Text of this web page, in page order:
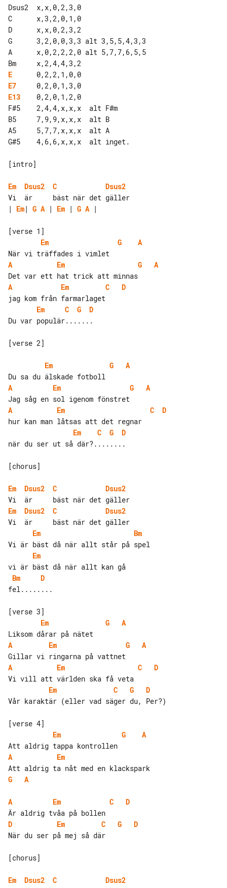
Dsus2  x,x,0,2,3,0
C      x,3,2,0,1,0
D      x,x,0,2,3,2
G      3,2,0,0,3,3 alt 3,5,5,4,3,3
A      x,0,2,2,2,0 alt 5,7,7,6,5,5
E
E7
E13
    0,2,0,1,2,0
F#5    2,4,4,x,x,x  alt F#m
B5     7,9,9,x,x,x  alt B
A5     5,7,7,x,x,x  alt A
G#5    4,6,6,x,x,x  alt inget.
[intro]
Em Dsus2 C
Dsus2
| Em| G A | Em | G A |
Em
G
A
A
Em G
A
A
Em C
D
Em
C G
D
Du var populär.......
[verse 2]
Em G
A
A
Em G
A
A
Em C
D
Em
C G
D
när du ser ut så där?........
[chorus]
Em Dsus2 C
Dsus2
Em
Dsus2 C
Dsus2
Em
Bm
Em
Bm
D
fel........
Em
G
A
A
Em G
A
A
Em C
D
Em
C G
D
Vår karaktär (eller vad säger du, Per?)
Em
G
A
A
Em
G
A
A Em C
D
D
Em C G
D
När du ser på mej så där
[chorus]
Em Dsus2 C
Dsus2